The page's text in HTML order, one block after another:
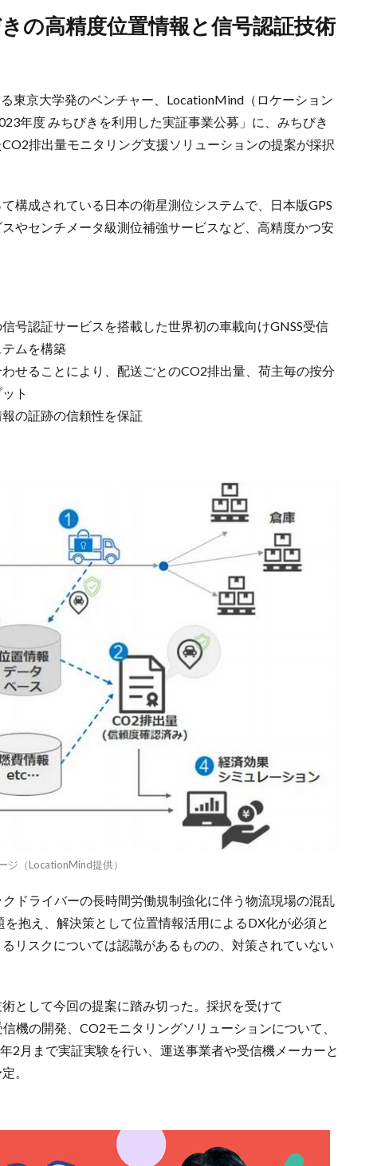
東京大学発のベンチャー、LocationMind（ロケーション
年度 みちびきを利用した実証事業公募」に、みちびき
排出量モニタリング支援ソリューションの提案が採択
構成されている日本の衛星測位システムで、日本版GPS
やセンチメータ級測位補強サービスなど、高精度かつ安
号認証サービスを搭載した世界初の車載向けGNSS受信
ムを構築
せることにより、配送ごとのCO2排出量、荷主毎の按分
ト
の証跡の信頼性を保証
ジ（LocationMind提供）
ドライバーの長時間労働規制強化に伴う物流現場の混乱
抱え、解決策として位置情報活用によるDX化が必須と
リスクについては認識があるものの、対策されていない
として今回の提案に踏み切った。採択を受けて
機の開発、CO2モニタリングソリューションについて、
2月まで実証実験を行い、運送事業者や受信機メーカーと
。